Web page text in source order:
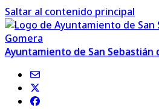
Saltar al contenido principal
Ayuntamiento de San Sebastián